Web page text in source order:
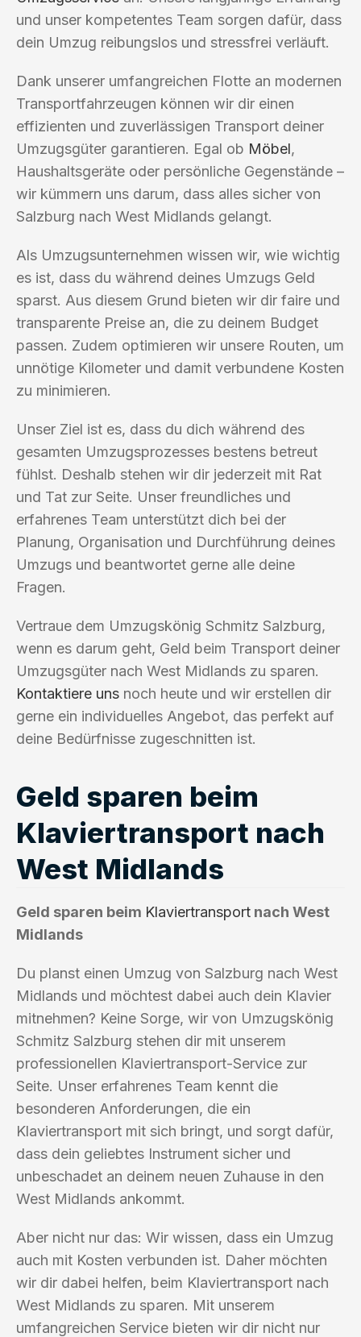
und unser kompetentes Team sorgen dafür, dass
dein Umzug reibungslos und stressfrei verläuft.
Dank unserer umfangreichen Flotte an modernen
Transportfahrzeugen können wir dir einen
effizienten und zuverlässigen Transport deiner
Umzugsgüter garantieren. Egal ob Möbel,
Haushaltsgeräte oder persönliche Gegenstände –
wir kümmern uns darum, dass alles sicher von
Salzburg nach West Midlands gelangt.
Als Umzugsunternehmen wissen wir, wie wichtig
es ist, dass du während deines Umzugs Geld
sparst. Aus diesem Grund bieten wir dir faire und
transparente Preise an, die zu deinem Budget
passen. Zudem optimieren wir unsere Routen, um
unnötige Kilometer und damit verbundene Kosten
zu minimieren.
Unser Ziel ist es, dass du dich während des
gesamten Umzugsprozesses bestens betreut
fühlst. Deshalb stehen wir dir jederzeit mit Rat
und Tat zur Seite. Unser freundliches und
erfahrenes Team unterstützt dich bei der
Planung, Organisation und Durchführung deines
Umzugs und beantwortet gerne alle deine
Fragen.
Vertraue dem Umzugskönig Schmitz Salzburg,
wenn es darum geht, Geld beim Transport deiner
Umzugsgüter nach West Midlands zu sparen.
Kontaktiere uns noch heute und wir erstellen dir
gerne ein individuelles Angebot, das perfekt auf
deine Bedürfnisse zugeschnitten ist.
Geld sparen beim
Klaviertransport nach
West Midlands
Geld sparen beim Klaviertransport nach West
Midlands
Du planst einen Umzug von Salzburg nach West
Midlands und möchtest dabei auch dein Klavier
mitnehmen? Keine Sorge, wir von Umzugskönig
Schmitz Salzburg stehen dir mit unserem
professionellen Klaviertransport-Service zur
Seite. Unser erfahrenes Team kennt die
besonderen Anforderungen, die ein
Klaviertransport mit sich bringt, und sorgt dafür,
dass dein geliebtes Instrument sicher und
unbeschadet an deinem neuen Zuhause in den
West Midlands ankommt.
Aber nicht nur das: Wir wissen, dass ein Umzug
auch mit Kosten verbunden ist. Daher möchten
wir dir dabei helfen, beim Klaviertransport nach
West Midlands zu sparen. Mit unserem
umfangreichen Service bieten wir dir nicht nur